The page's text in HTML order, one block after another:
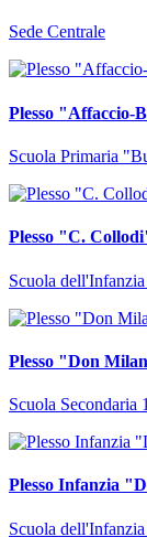
Sede Centrale
Plesso "Affaccio-
Scuola Primaria
Plesso "C.
Scuola
Plesso "Don
Scuola
Plesso Infanzia
Scuola